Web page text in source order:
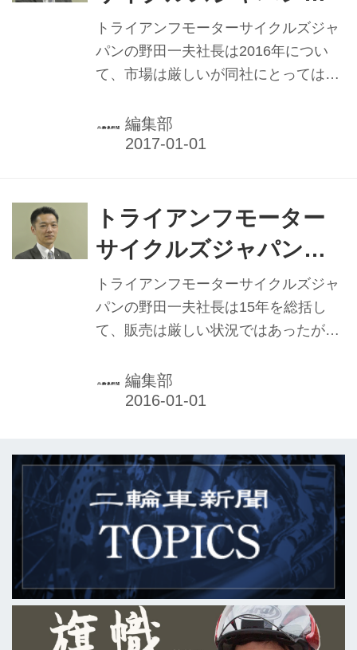
野田一夫 社長／新CI店
舗展開｢完結｣へ ディー
ラー業務、細部で改善
トライアンフモーターサイクルズジャ
パンの野田一夫社長は2016年につい
て、市場は厳しいが同社にとっては良
年度末では過去最高の販売を上げた。
要因は新製品の相次ぐ投入をはじめ、
う。2017年は販売網において店舗での
CI導入にめどをつけたい考えで改善の
節目の年としている。一方で「販売に
マジックなし」としており、販売網で
の顧客へのアプローチなどの細部で改
善点も明確になり質、CSでの向上に地
編集部
トライアンフモーター
サイクルズジャパン
野田一夫社長／新型車
｢攻勢｣スタート施策･ 販
売網充実など加速
トライアンフモーターサイクルズジャ
パンの野田一夫社長は15年を総括し
て、販売は厳しい状況ではあったが、
の営業レベルの向上など、新型車攻勢
を控え基盤づくりの年であったとして
売。この勢いを弾みに市場でのブラン
ド認知向上や、販売網、接客などを充
実させ、レベルを格段にあげる考え。
編集部